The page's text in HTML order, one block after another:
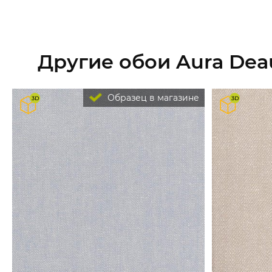
Другие обои Aura
Образец в магазине